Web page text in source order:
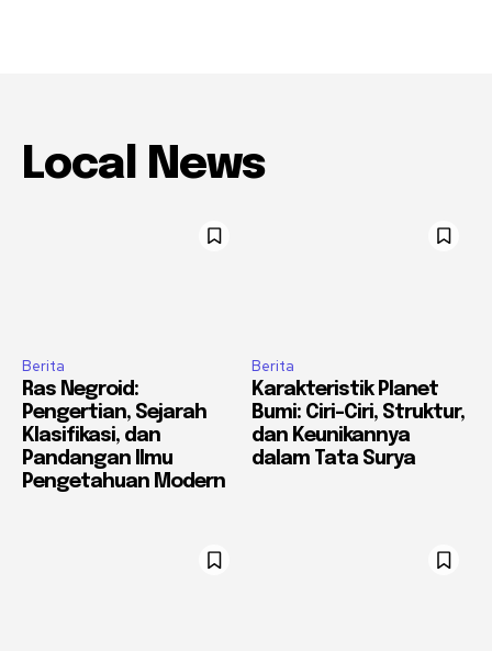
Local News
Berita
Ras Negroid:
Pengertian, Sejarah
Klasifikasi, dan
Pandangan Ilmu
Pengetahuan Modern
Berita
Karakteristik Planet
Bumi: Ciri-Ciri, Struktur,
dan Keunikannya
dalam Tata Surya